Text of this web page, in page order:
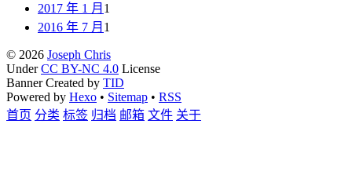
2017 年 1 月 1
2016 年 7 月 1
© 2026 Joseph Chris
UnderCC BY-NC 4.0 License
Banner Created by TID
Powered by Hexo • Sitemap • RSS
首页 分类 标签 归档 邮箱 文件 关于